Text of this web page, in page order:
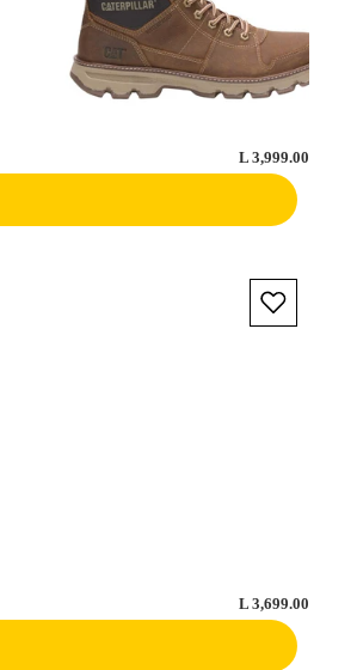
L 3,999.00
L 3,699.00